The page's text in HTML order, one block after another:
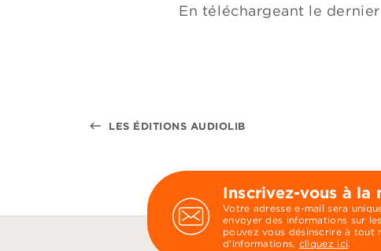
En téléchargeant le
keyboard_backspace LES ÉDITIONS AUDIOLIB
Inscrivez-vous à la
Votre adresse e-mail sera
envoyer des informations sur
pouvez vous désinscrire à tout
d’informations, cliquez ici.